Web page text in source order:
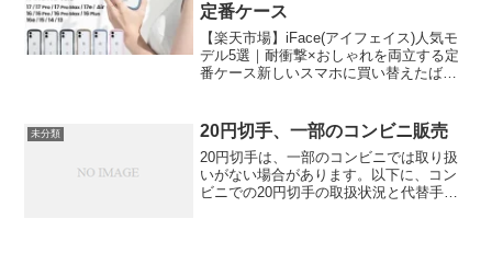
定番ケース
【楽天市場】iFace(アイフェイス)人気モ
デル5選｜耐衝撃×おしゃれを両立する定
番ケース新しいスマホに買い替えたばか
ていませんか。SNSで見かけるような可
愛いデザイン...
未分類 20円切手、一部のコンビニ販売
20円切手は、一部のコンビニでは取り扱
いがない場合があります。以下に、コン
ビニでの20円切手の取扱状況と代替手段